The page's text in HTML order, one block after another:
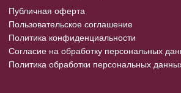
Публичная оферта
Пользовательское соглашение
Политика конфиденциальности
Согласие на обработку персональных
Политика обработки персональных